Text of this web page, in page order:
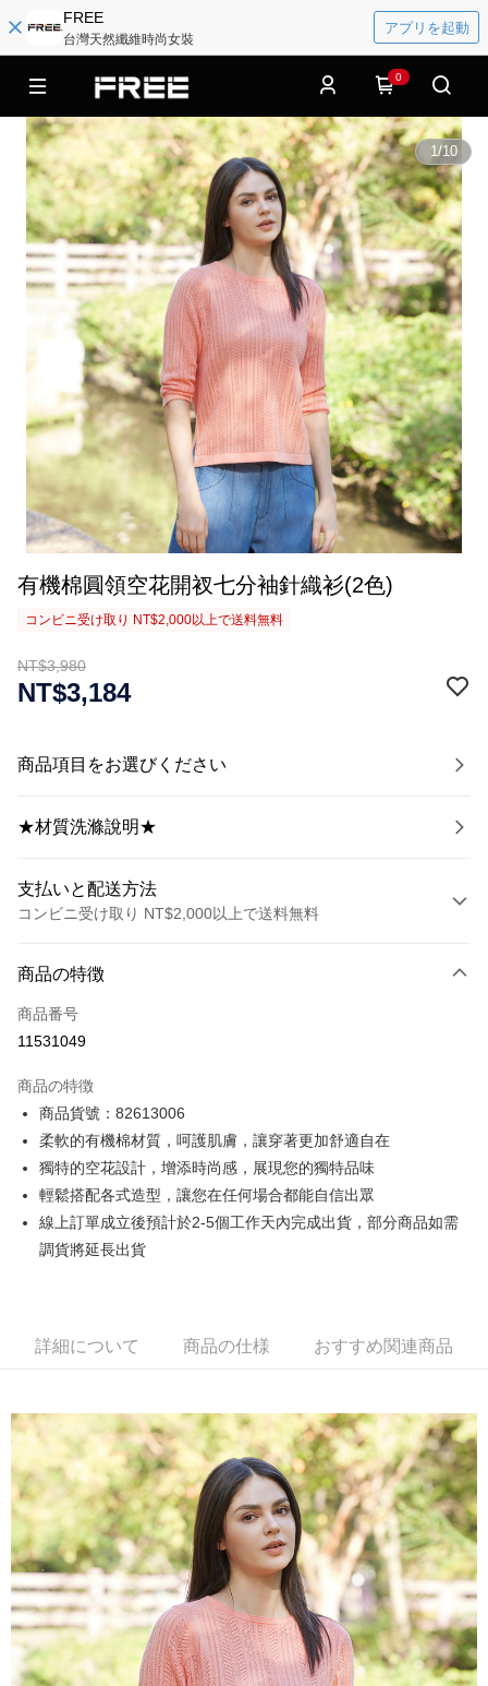
FREE
台灣天然纖維時尚女裝
アプリを起動
0
1/10
有機棉圓領空花開衩七分袖針織衫(2色)
コンビニ受け取り NT$2,000以上で送料無料
NT$3,980
NT$3,184
商品項目をお選びください
★材質洗滌說明★
支払いと配送方法
コンビニ受け取り NT$2,000以上で送料無料
クレジットカード1回払い
クレジットカード分割払い
合作金庫商業銀行
華南商業銀行
上海商業儲蓄銀行
台北富邦商業銀行
国泰世華商業銀行
兆豐國際商業銀行
台湾中小企業銀行
台中商業銀行
聯邦商業銀行
遠東国際商業銀行
元大商業銀行
6回払い、金利0、毎回
合作金庫商業銀行
華南商業銀行
彰化商業銀行
上海商業儲蓄銀行
台北富邦商業銀行
国泰世華商業銀行
兆豐國際商業銀行
台湾中小企業銀行
台中商業銀行
HSBC(台湾)商業銀行
台湾楽天クレジットカード会社
12回払い、金利0、毎回
合作金庫商業銀行
第一商業銀行
上海商業儲蓄銀行
台北富邦商業銀行
国泰世華商業銀行
兆豐國際商業銀行
台湾中小企業銀行
玉山商業銀行
星展(台湾)商業銀行
コンビニ店頭代金引換
LINE Pay
Apple Pay
AFTEE代金後払い
説明
一、 AFTEE代金後払いについて
1.お支払い方法でAFTEE代金後払いを選択すると、携帯電話認証ウィンド
ウが表示されます。
2.SMSで認証してお支払い手続を進めてください。
3.注文するときのお支払いは不要です。商品はご指定の住所に配送されま
す。
4.ご注文が完了すると、携帯に支払い通知のSMSが届きます。アプリ会員
の場合は、AFTEE アプリプッシュ通知が届きます。
5.商品受け取り時のお支払いは不要です。商品を確かめてから、SMSまた
はアプリの通知に従って、4大コンビニ、またはATM/オンラインバンキン
ATM払い
代金引換
配送方法
全家超商取貨付款
配送毎にNT$100、NT$2,000以上で送料無料
商品の特徴
商品番号
11531049
商品の特徴
商品貨號：82613006
柔軟的有機棉材質，呵護肌膚，讓穿著更加舒適自在
獨特的空花設計，增添時尚感，展現您的獨特品味
輕鬆搭配各式造型，讓您在任何場合都能自信出眾
線上訂單成立後預計於2-5個工作天內完成出貨，部分商品如需
調貨將延長出貨
詳細について 商品の仕様 おすすめ関連商品